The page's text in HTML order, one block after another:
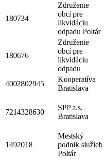
180734
Združenie
obcí pre
likvidáciu
odpadu Poltár
180676
Združenie
obcí pre
likvidáciu
odpadu
4002802945
Kooperatíva
Bratislava
7214328630
SPP a.s.
Bratislava
1492018
Mestský
podnik služieb
Poltár